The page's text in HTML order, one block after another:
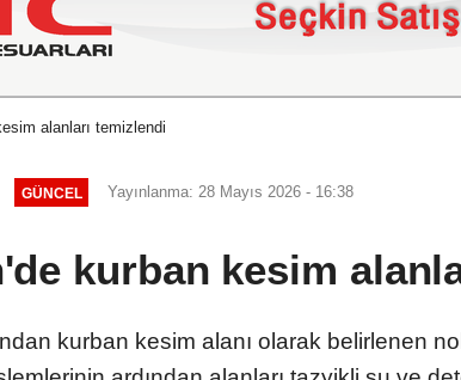
alanları temizlendi
GÜNCEL Yayınlanma: 28 Mayıs 2026 - 16:38
kurban kesim
kurban kesim alanı olarak belirlenen